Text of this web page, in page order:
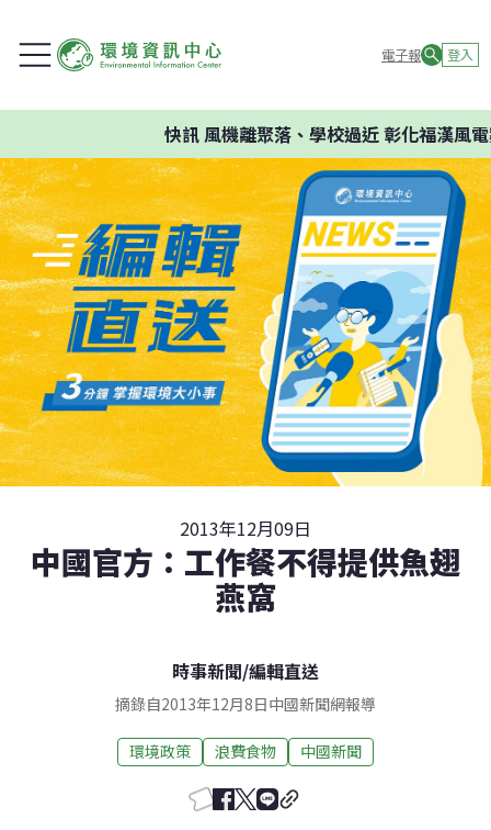
電子報 登入
快訊風機離聚落、學校過近 彰化福漢風電
2013年12月09日
中國官方：工作餐不得提供魚翅
燕窩
時事新聞/編輯直送
摘錄自2013年12月8日中國新聞網報導
環境政策 浪費食物 中國新聞